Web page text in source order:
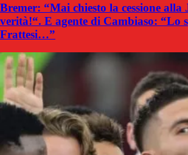
Bremer: “Mai chiesto la cessione alla
verità!“. E agente di Cambiaso: “Lo
Frattesi…”